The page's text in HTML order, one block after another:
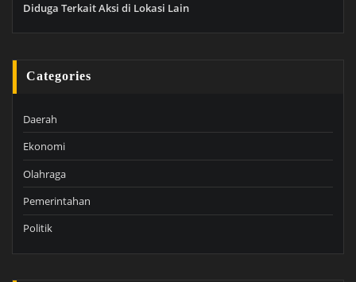
Diduga Terkait Aksi di Lokasi Lain
Categories
Daerah
Ekonomi
Olahraga
Pemerintahan
Politik